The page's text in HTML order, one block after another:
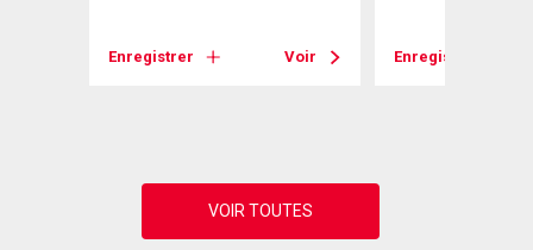
Enregistrer Voir Enregistrer